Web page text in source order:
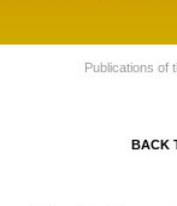
Publications of